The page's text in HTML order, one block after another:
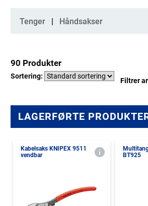
Kategorier
Tenger Håndsakser
90 Produkter
Sortering:
Filtrer
LAGERFØRTE
Kabelsaks KNIPEX 9511
vendbar
BT925